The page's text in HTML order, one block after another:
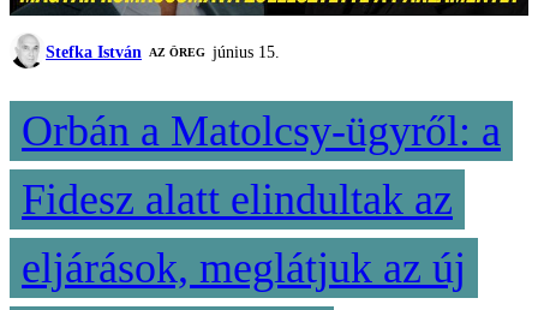
Stefka István AZ ÖREG június 15.
Orbán a Matolcsy-ügyről: a
Fidesz alatt elindultak az
eljárások, meglátjuk az új